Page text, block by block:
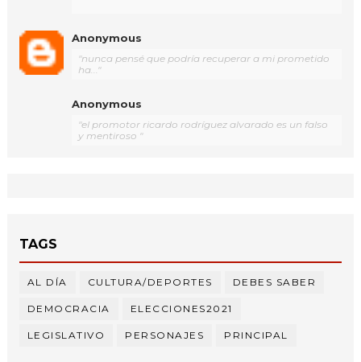
Anonymous
"nunca pensé que podría recuperar a mi prometido
ha..."
Anonymous
"el promotor ricardo rodríguez alvarado es un falso
y mentiroso "
TAGS
AL DÍA CULTURA/DEPORTES DEBES SABER
DEMOCRACIA ELECCIONES2021
LEGISLATIVO PERSONAJES PRINCIPAL